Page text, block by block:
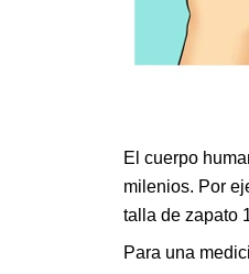
El cuerpo
milenios. Por
talla de zapato
Para una